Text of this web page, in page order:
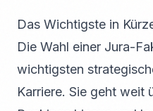
Das Wichtigste in
Die Wahl einer Jura-
wichtigsten
Karriere. Sie geht weit